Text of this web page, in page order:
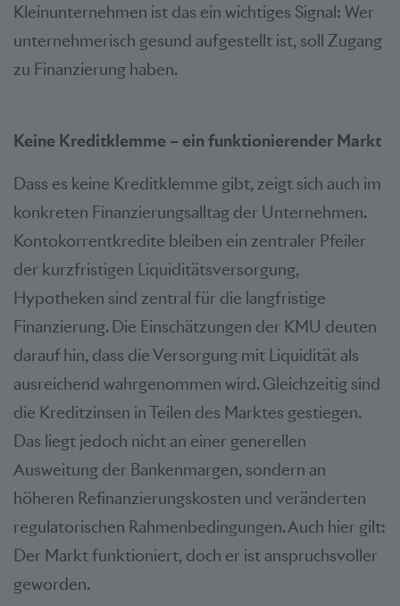
Kleinunternehmen ist das ein wichtiges Signal: Wer
unternehmerisch gesund aufgestellt ist, soll Zugang
zu Finanzierung haben.
Keine Kreditklemme – ein funktionierender Markt
Dass es keine Kreditklemme gibt, zeigt sich auch im
konkreten Finanzierungsalltag der Unternehmen.
Kontokorrentkredite bleiben ein zentraler Pfeiler
der kurzfristigen Liquiditätsversorgung,
Hypotheken sind zentral für die langfristige
Finanzierung. Die Einschätzungen der KMU deuten
darauf hin, dass die Versorgung mit Liquidität als
ausreichend wahrgenommen wird. Gleichzeitig sind
die Kreditzinsen in Teilen des Marktes gestiegen.
Das liegt jedoch nicht an einer generellen
Ausweitung der Bankenmargen, sondern an
höheren Refinanzierungskosten und veränderten
regulatorischen Rahmenbedingungen. Auch hier gilt:
Der Markt funktioniert, doch er ist anspruchsvoller
geworden.